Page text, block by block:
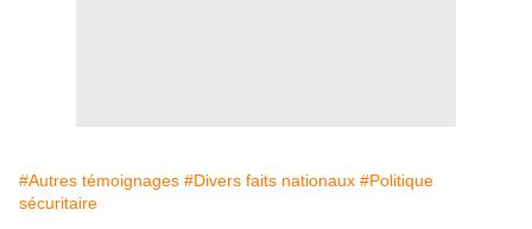
#Autres témoignages #Divers faits nationaux #Politique
sécuritaire